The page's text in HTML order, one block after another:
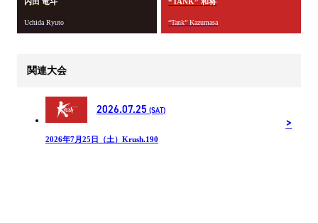
内田 竜斗
Uchida Ryuto
“TANK” 和将
“Tank” Kazumasa
関連大会
2026.07.25 (SAT)
2026年7月25日（土）Krush.190